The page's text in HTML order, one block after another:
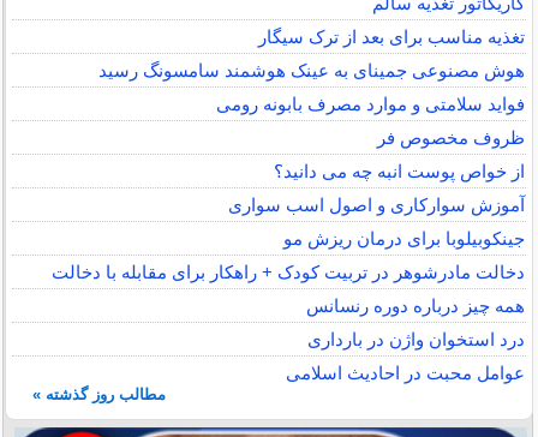
تغذیه مناسب برای بعد از ترک سیگار
هوش مصنوعی جمینای به عینک هوشمند سامسونگ رسید
فواید سلامتی و موارد مصرف بابونه رومی
ظروف مخصوص فر
از خواص پوست انبه چه می دانید؟
آموزش سوارکاری و اصول اسب سواری
جینکوبیلوبا برای درمان ریزش مو
دخالت مادرشوهر در تربیت کودک + راهکار برای مقابله با دخالت
همه چیز درباره دوره رنسانس
درد استخوان واژن در بارداری
عوامل محبت در احادیث اسلامى
مطالب روز گذشته »